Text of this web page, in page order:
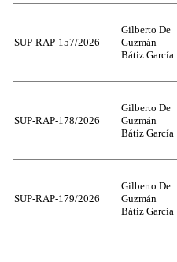
SUP-RAP-157/2026
Gilberto De
Guzmán
Bátiz García
SUP-RAP-178/2026
Gilberto De
Guzmán
Bátiz García
SUP-RAP-179/2026
Gilberto De
Guzmán
Bátiz García